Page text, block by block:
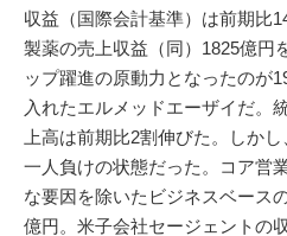
収益（国際会計基準）は前期比
製薬の売上収益（同）1825億円
ップ躍進の原動力となったのが
入れたエルメッドエーザイだ。
上高は前期比2割伸びた。しか
一人負けの状態だった。コア営
な要因を除いたビジネスベース
億円。米子会社セージェントの